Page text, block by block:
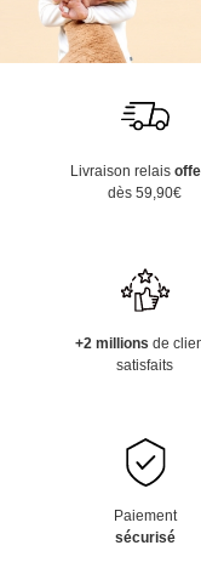
Livraison relais
dès 59,90€
+2 millions de
satisfaits
Paiement
sécurisé